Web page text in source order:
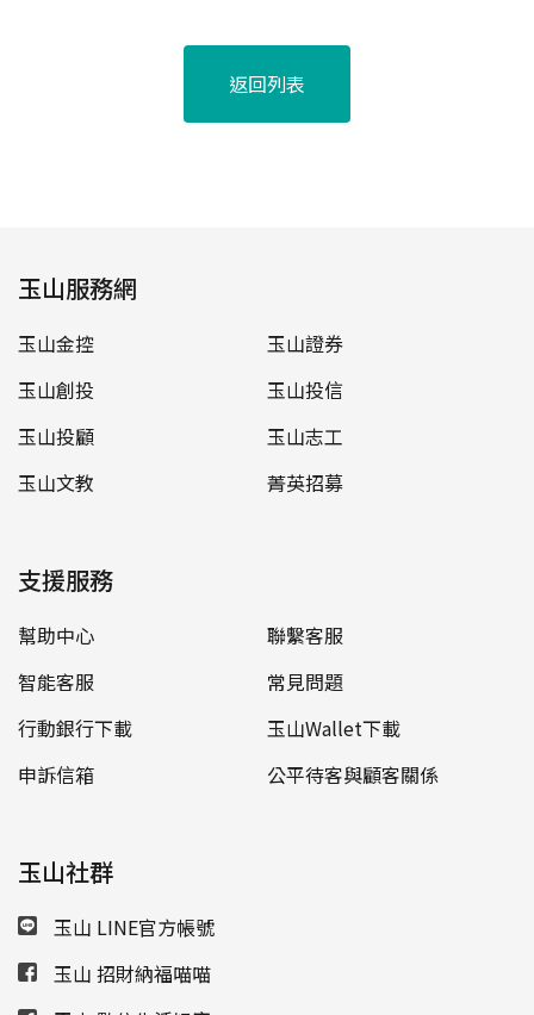
返回列表
玉山服務網
玉山金控
玉山證券
玉山創投
玉山投信
玉山投顧
玉山志工
玉山文教
菁英招募
支援服務
幫助中心
聯繫客服
智能客服
常見問題
行動銀行下載
玉山Wallet下載
申訴信箱
公平待客與顧客關係
玉山社群
玉山 LINE官方帳號
玉山 招財納福喵喵